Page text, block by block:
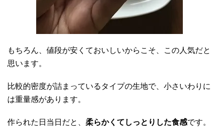
もちろん、値段が安くておいしいからこそ、この人気だと
思います。
比較的密度が詰まっているタイプの生地で、小さいわりに
は重量感があります。
作られた日当日だと、 柔らかくてしっとりした食感です。